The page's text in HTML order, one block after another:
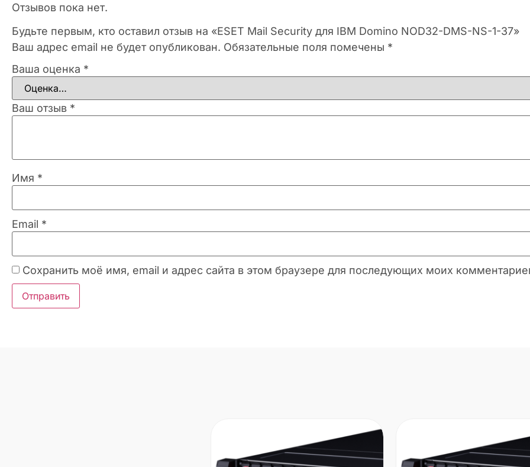
Отзывов пока нет.
Будьте первым, кто оставил отзыв на «ESET Mail Security для IBM Domino NOD32-DMS-NS-1-37»
Ваш адрес email не будет опубликован. Обязательные поля помечены *
Ваша оценка *
Ваш отзыв *
Имя *
Email *
Сохранить моё имя, email и адрес сайта в этом браузере для последующих моих